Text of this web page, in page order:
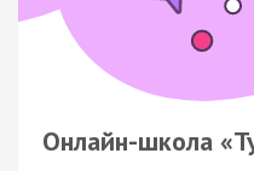
Онлайн-школа